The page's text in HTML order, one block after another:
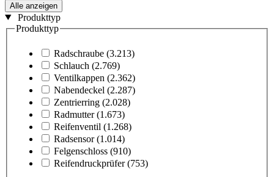
Alle anzeigen
Produkttyp
Produkttyp
Radschraube (3.213)
Schlauch (2.769)
Ventilkappen (2.362)
Nabendeckel (2.287)
Zentrierring (2.028)
Radmutter (1.673)
Reifenventil (1.268)
Radsensor (1.014)
Felgenschloss (910)
Reifendruckprüfer (753)